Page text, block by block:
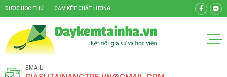
ĐƯỢC HỌC THỬ CAM KẾT CHẤT LƯỢNG
EMAIL